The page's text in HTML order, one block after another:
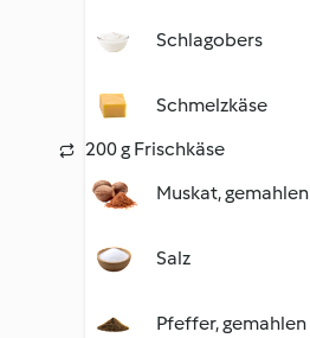
Schlagobers
Schmelzkäse
200 g Frischkäse
Muskat, gemahlen
Salz
Pfeffer, gemahlen